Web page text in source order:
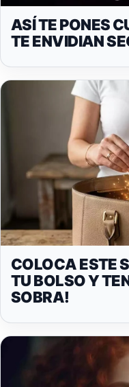
ASÍ TE PONES
TE ENVIDIAN
COLOCA ESTE
TU BOLSO Y
SOBRA!